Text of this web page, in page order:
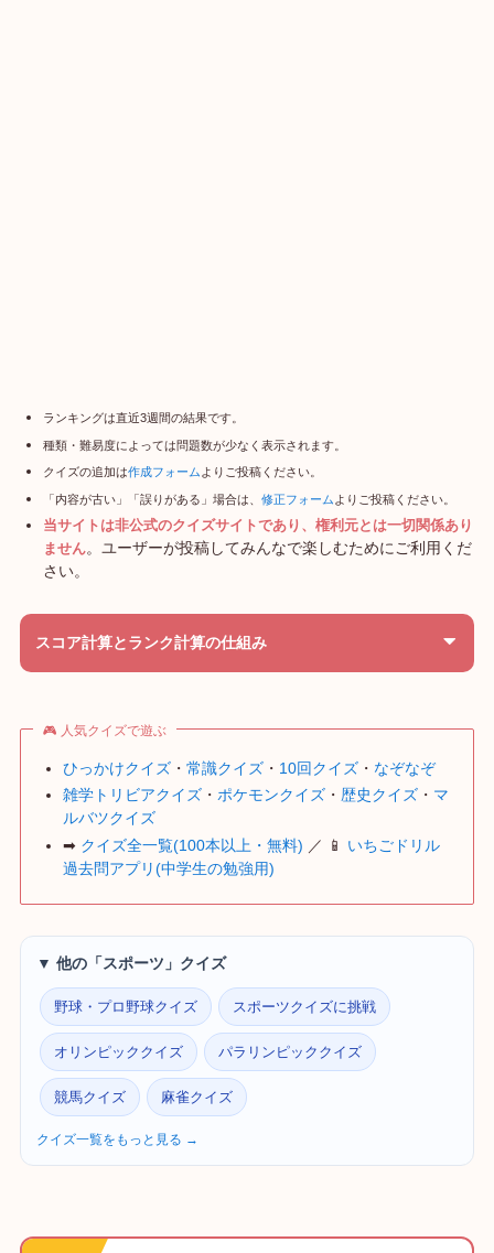
ランキングは直近3週間の結果です。
種類・難易度によっては問題数が少なく表示されます。
クイズの追加は作成フォーム よりご投稿ください。
「内容が古い」「誤りがある」場合は、 修正フォーム よりご投稿ください。
当サイトは非公式のクイズサイトであり、権利元とは一切関係あり
ません。ユーザーが投稿してみんなで楽しむためにご利用くだ
さい。
スコア計算とランク計算の仕組み
🎮 人気クイズで遊ぶ
ひっかけクイズ ・常識クイズ ・ 10回クイズ ・ なぞなぞ
雑学トリビアクイズ ・ポケモンクイズ ・ 歴史クイズ ・ マ
ルバツクイズ
➡ クイズ全一覧(100本以上・無料) ／ 📱 いちごドリル
過去問アプリ(中学生の勉強用)
▼ 他の「スポーツ」クイズ
野球・プロ野球クイズ スポーツクイズに挑戦
オリンピッククイズ パラリンピッククイズ
競馬クイズ 麻雀クイズ
クイズ一覧をもっと見る →